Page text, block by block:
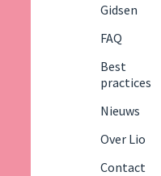
Gidsen
FAQ
Best
practices
Nieuws
Over Lio
Contact